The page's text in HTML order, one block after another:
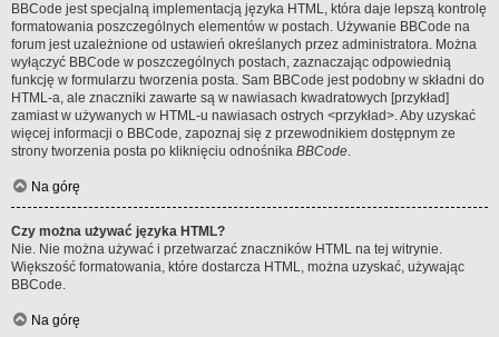
BBCode jest specjalną implementacją języka HTML, która daje lepszą kontrolę
formatowania poszczególnych elementów w postach. Używanie BBCode na
forum jest uzależnione od ustawień określanych przez administratora. Można
wyłączyć BBCode w poszczególnych postach, zaznaczając odpowiednią
funkcję w formularzu tworzenia posta. Sam BBCode jest podobny w składni do
HTML-a, ale znaczniki zawarte są w nawiasach kwadratowych [przykład]
zamiast w używanych w HTML-u nawiasach ostrych <przykład>. Aby uzyskać
więcej informacji o BBCode, zapoznaj się z przewodnikiem dostępnym ze
strony tworzenia posta po kliknięciu odnośnika BBCode.
Na górę
Czy można używać języka HTML?
Nie. Nie można używać i przetwarzać znaczników HTML na tej witrynie.
Większość formatowania, które dostarcza HTML, można uzyskać, używając
BBCode.
Na górę